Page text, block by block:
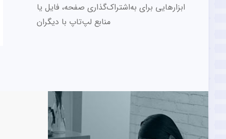
ابزارهایی برای به‌اشتراک‌گذاری صفحه، فایل یا
منابع لپ‌تاپ با دیگران